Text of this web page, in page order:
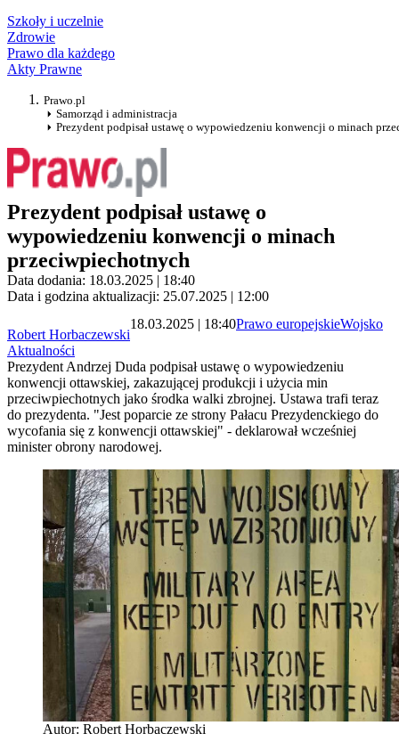
Szkoły i uczelnie
Zdrowie
Prawo dla każdego
Akty Prawne
Prawo.pl
Samorząd i administracja
Prezydent podpisał ustawę o wypowiedzeniu konwencji o minach
Prezydent podpisał ustawę o
wypowiedzeniu konwencji o minach
przeciwpiechotnych
Data dodania: 18.03.2025 | 18:40
Data i godzina aktualizacji: 25.07.2025 | 12:00
Robert Horbaczewski
18.03.2025 | 18:40Prawo europejskieWojsko
Aktualności
Prezydent Andrzej Duda podpisał ustawę o wypowiedzeniu
konwencji ottawskiej, zakazującej produkcji i użycia min
przeciwpiechotnych jako środka walki zbrojnej. Ustawa trafi teraz
do prezydenta. "Jest poparcie ze strony Pałacu Prezydenckiego do
wycofania się z konwencji ottawskiej" - deklarował wcześniej
minister obrony narodowej.
Autor: Robert Horbaczewski